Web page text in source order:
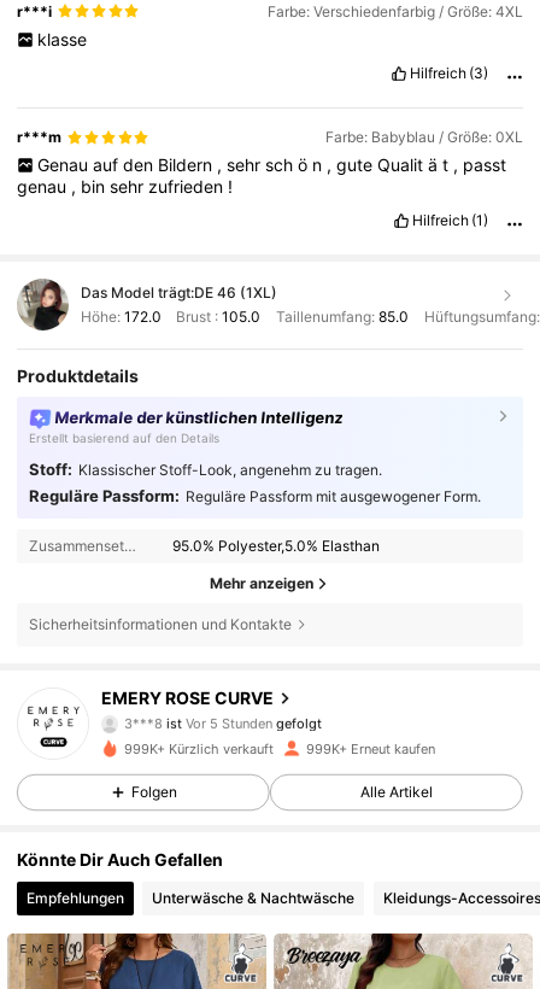
r***i Farbe: Verschiedenfarbig / Größe: 4XL
klasse
Hilfreich (3)
r***m Farbe: Babyblau / Größe: 0XL
Genau auf den Bildern , sehr sch ö n , gute Qualit ä t , passt
genau , binsehr zufrieden !
Hilfreich (1)
Das Model trägt:DE 46 (1XL)
Höhe: 172.0 Brust :105.0 Taillenumfang: 85.0
Produktdetails
Merkmale der künstlichen Intelligenz
Erstellt basierend auf den Details
Stoff: Klassischer Stoff-Look, angenehm zu tragen.
Reguläre Passform: Reguläre Passform mit ausgewogener Form.
Zusammensetzung: 95.0% Polyester,5.0% Elasthan
Mehr anzeigen
Sicherheitsinformationen und Kontakte
EMERY ROSE CURVE
3***8 istVor 5 Stundengefolgt
M***a ist am Durchsuchen
4,81
1M Follower
4,81 1M Follower
999K+ Kürzlich verkauft 999K+ Erneut kaufen
Folgen Alle Artikel
Könnte Dir Auch Gefallen
Empfehlungen Unterwäsche & Nachtwäsche Kleidungs-Accessoires